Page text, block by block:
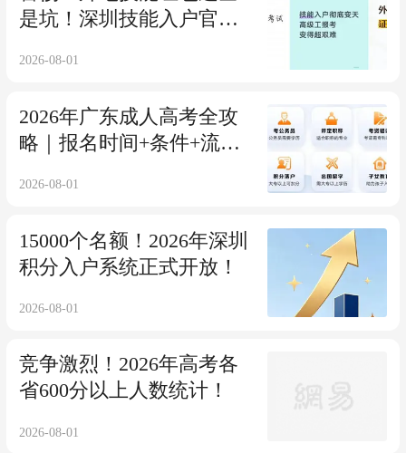
是坑！深圳技能入户官方
2026-08-01
2026年广东成人高考全攻
略｜报名时间+条件+流程
2026-08-01
15000个名额！2026年深圳
积分入户系统正式开放！
2026-08-01
竞争激烈！2026年高考各
省600分以上人数统计！
2026-08-01